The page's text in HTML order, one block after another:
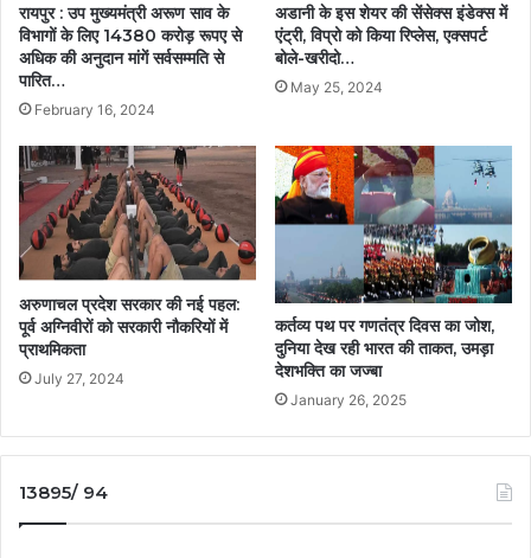
रायपुर : उप मुख्यमंत्री अरूण साव के
विभागों के लिए 14380 करोड़ रूपए से
अधिक की अनुदान मांगें सर्वसम्मति से
पारित…
February 16, 2024
अडानी के इस शेयर की सेंसेक्स इंडेक्स में
एंट्री, विप्रो को किया रिप्लेस, एक्सपर्ट
बोले-खरीदो…
May 25, 2024
अरुणाचल प्रदेश सरकार की नई पहल:
पूर्व अग्निवीरों को सरकारी नौकरियों में
प्राथमिकता
July 27, 2024
कर्तव्य पथ पर गणतंत्र दिवस का जोश,
दुनिया देख रही भारत की ताकत, उमड़ा
देशभक्ति का जज्बा
January 26, 2025
13895/ 94